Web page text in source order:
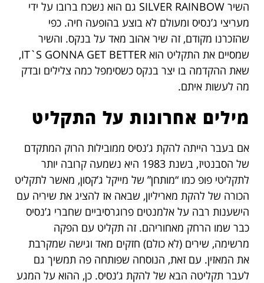
השיר SILVER RAINBOW גם הוא נשכח ברובו על ידי
מעריצי ג’נסיס ומעולם לא בוצע בהופעה חיה. כפי
שהזכרנו מקודם, זה שיר אהוב מאד על בנקס. והשיר
שמסיים את התקליט הוא IT`S GONNA GET BETTER,
שאת ההקדמה בו יצר בנקס כשסימפל כמה צלילים ובדק
מה לעשות איתם.
מילים אחרונות על התקליט
אם בעבר הייתה להקת ג’נסיס ממובילות הרוק המתקדם
של הסבנטיז, בשנת 1983 היא נשמעה קרובה יותר
לתקליטי פופ כמו “מותחן” של מייקל ג’קסון, מאשר לתקליט
הכורה של להקת מאריליון, שבאה אז להציג את שיריה עם
הישענות רבה על אלמנטים פרוגרסיביים שחברי ג’נסיס
כבר שמו הרחק מאחוריהם. זה תקליט עם הפקה
מרשימה, שירים (לא כולם) חזקים מאד וגישה שמקרבת
את המאזין. עם זאת, הנוסחה שפותחה פה תמשיך גם
לעבר תקליטה הבא של להקת ג’נסיס. כן, ההוא על המגע